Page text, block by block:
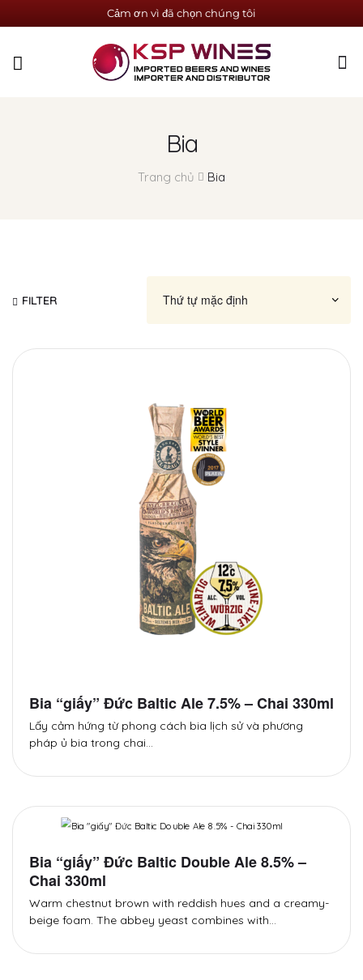
Cảm ơn vì đã chọn chúng tôi
Bia
Trang chủ Bia
FILTER
Bia “giấy” Đức Baltic Ale 7.5% – Chai 330ml
Lấy cảm hứng từ phong cách bia lịch sử và phương
pháp ủ bia trong chai…
Bia “giấy” Đức Baltic Double Ale 8.5% –
Chai 330ml
Warm chestnut brown with reddish hues and a creamy-
beige foam. The abbey yeast combines with…